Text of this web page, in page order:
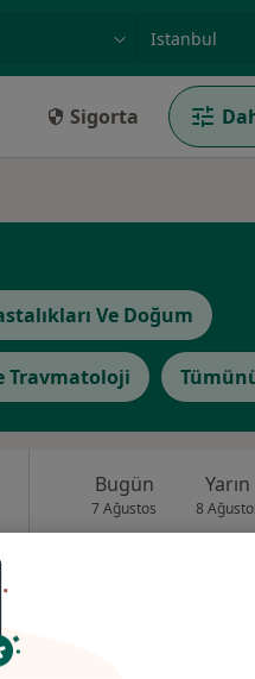
Sigorta
Ve Doğum
Travmatoloji
Bugün
7 Ağustos
Yarın
8